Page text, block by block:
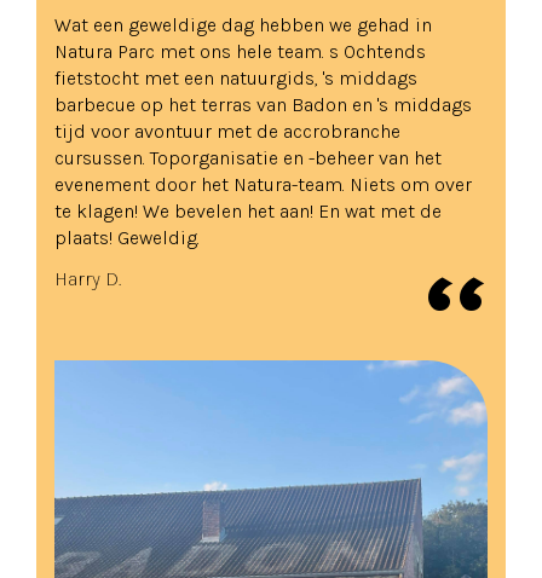
Wat een geweldige dag hebben we gehad in
Natura Parc met ons hele team. s Ochtends
fietstocht met een natuurgids, 's middags
barbecue op het terras van Badon en 's middags
tijd voor avontuur met de accrobranche
cursussen. Toporganisatie en -beheer van het
evenement door het Natura-team. Niets om over
te klagen! We bevelen het aan! En wat met de
plaats! Geweldig.
Harry D.